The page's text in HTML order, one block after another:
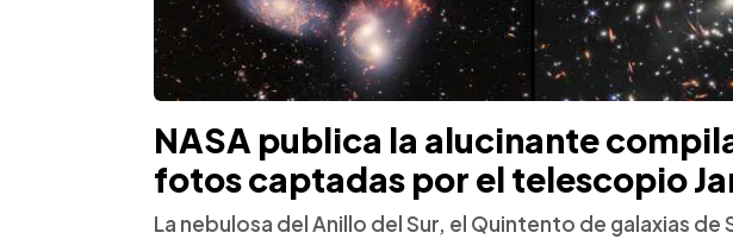
NASA publica la alucinante
fotos captadas por el telescopio
La nebulosa del Anillo del Sur, el Quintento de galaxias de